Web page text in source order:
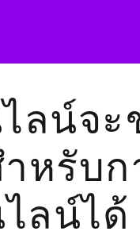
ลน์จะ
รับก
ลน์ได้